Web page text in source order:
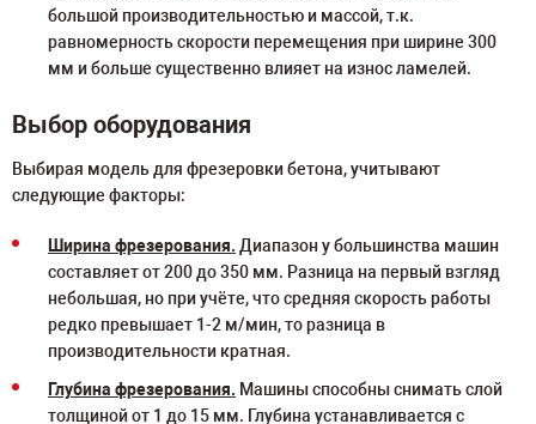
большой производительностью и массой, т.к.
равномерность скорости перемещения при ширине 300
мм и больше существенно влияет на износ ламелей.
Выбор оборудования
Выбирая модель для фрезеровки бетона, учитывают
следующие факторы:
Ширина фрезерования. Диапазон у большинства машин
составляет от 200 до 350 мм. Разница на первый взгляд
небольшая, но при учёте, что средняя скорость работы
редко превышает 1-2 м/мин, то разница в
производительности кратная.
Глубина фрезерования. Машины способны снимать слой
толщиной от 1 до 15 мм. Глубина устанавливается с